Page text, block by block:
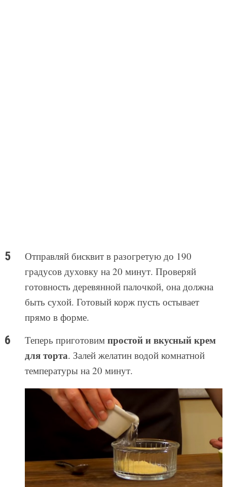
Отправляй бисквит в разогретую до 190
градусов духовку на 20 минут. Проверяй
готовность деревянной палочкой, она должна
быть сухой. Готовый корж пусть остывает
прямо в форме.
Теперь приготовим простой и вкусный крем
для торта. Залей желатин водой комнатной
температуры на 20 минут.